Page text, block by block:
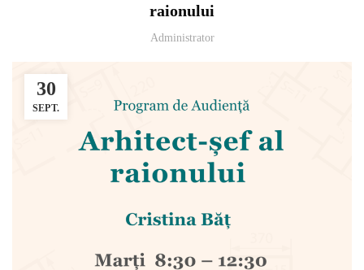
raionului
Administrator
30
SEPT.